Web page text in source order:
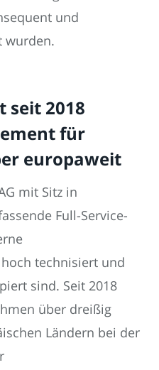
und
wurden.
seit 2018
für
europaweit
mit Sitz in
Full-Service-
technisiert und
sind. Seit 2018
über dreißig
Ländern bei der